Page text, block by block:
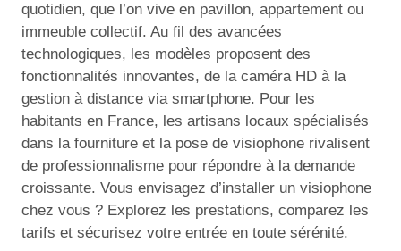
quotidien, que l’on vive en pavillon, appartement ou
immeuble collectif. Au fil des avancées
technologiques, les modèles proposent des
fonctionnalités innovantes, de la caméra HD à la
gestion à distance via smartphone. Pour les
habitants en France, les artisans locaux spécialisés
dans la fourniture et la pose de visiophone rivalisent
de professionnalisme pour répondre à la demande
croissante. Vous envisagez d’installer un visiophone
chez vous ? Explorez les prestations, comparez les
tarifs et sécurisez votre entrée en toute sérénité.